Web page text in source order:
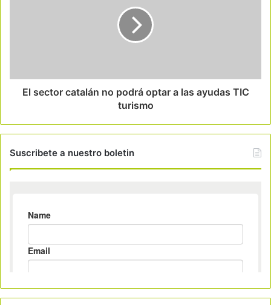
El sector catalán no podrá optar a las ayudas TIC
turismo
Suscribete a nuestro boletin